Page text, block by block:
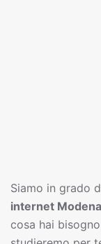
Siamo in grado
internet Modena
cosa hai